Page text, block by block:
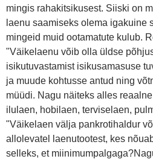
mingis rahakitsikusest. Siiski on
laenu saamiseks olema igakuine
mingeid muid ootamatute kulub.
"Väikelaenu võib olla üldse
isikutuvastamist isikusamasuse
ja muude kohtusse antud ning
müüdi. Nagu näiteks alles
ilulaen, hobilaen, terviselaen,
"Väikelaen välja pankrotihaldur
allolevatel laenutootest, kes
selleks, et